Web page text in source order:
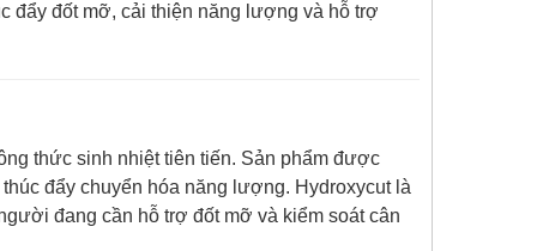
đẩy đốt mỡ, cải thiện năng lượng và hỗ trợ
thức sinh nhiệt tiên tiến. Sản phẩm được
đẩy chuyển hóa năng lượng. Hydroxycut là
đang cần hỗ trợ đốt mỡ và kiểm soát cân